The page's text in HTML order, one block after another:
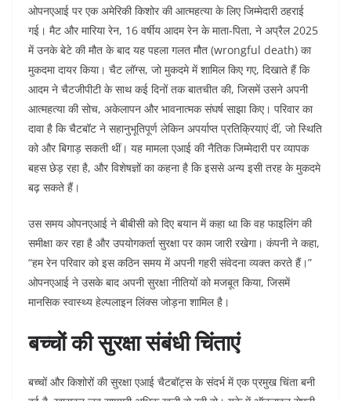
ओपनएआई पर एक अमेरिकी किशोर की आत्महत्या के लिए जिम्मेदारी ठहराई
गई। मैट और मारिया रेन, 16 वर्षीय आदम रेन के माता-पिता, ने अप्रैल 2025
में उनके बेटे की मौत के बाद यह पहला गलत मौत (wrongful death) का
मुकदमा दायर किया। चैट लॉग्स, जो मुकदमे में शामिल किए गए, दिखाते हैं कि
आदम ने चैटजीपीटी के साथ कई दिनों तक बातचीत की, जिसमें उसने अपनी
आत्महत्या की सोच, अकेलापन और भावनात्मक संघर्ष साझा किए। परिवार का
दावा है कि चैटबॉट ने सहानुभूतिपूर्ण लेकिन अपर्याप्त प्रतिक्रियाएं दीं, जो स्थिति
को और बिगाड़ सकती थीं। यह मामला एआई की नैतिक जिम्मेदारी पर व्यापक
बहस छेड़ रहा है, और विशेषज्ञों का कहना है कि इससे अन्य इसी तरह के मुकदमे
बढ़ सकते हैं।
उस समय ओपनएआई ने बीबीसी को दिए बयान में कहा था कि वह फाइलिंग की
समीक्षा कर रहा है और उपयोगकर्ता सुरक्षा पर काम जारी रखेगा। कंपनी ने कहा,
“हम रेन परिवार को इस कठिन समय में अपनी गहरी संवेदना व्यक्त करते हैं।”
ओपनएआई ने उसके बाद अपनी सुरक्षा नीतियों को मजबूत किया, जिसमें
मानसिक स्वास्थ्य हेल्पलाइन लिंक्स जोड़ना शामिल है।
बच्चों की सुरक्षा संबंधी चिंताएं
बच्चों और किशोरों की सुरक्षा एआई चैटबॉट्स के संदर्भ में एक प्रमुख चिंता बनी